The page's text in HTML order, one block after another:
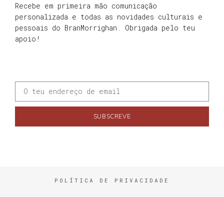
Recebe em primeira mão comunicação
personalizada e todas as novidades culturais e
pessoais do BranMorrighan. Obrigada pelo teu
apoio!
SUBSCREVE
POLÍTICA DE PRIVACIDADE